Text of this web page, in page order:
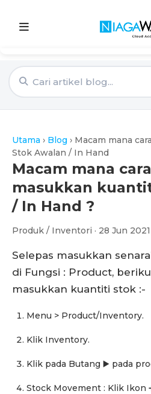
e-Invoice
Harga
Blog
Utama › Blog › Macam mana
Stok Awalan / In Hand
Macam mana
masukkan
/ In Hand ?
Produk / Inventori · 28 Jun 2021
Selepas masukkan
di Fungsi : Product,
masukkan kuantiti stok :-
Menu > Product/Inventory.
Klik Inventory.
Klik pada Butang ▶️ pada
Stock Movement : Klik Ikon